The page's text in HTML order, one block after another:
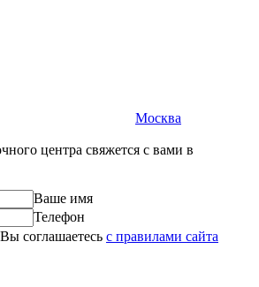
Москва
центра свяжется с вами в
Ваше имя
Телефон
соглашаетесь c правилами сайта